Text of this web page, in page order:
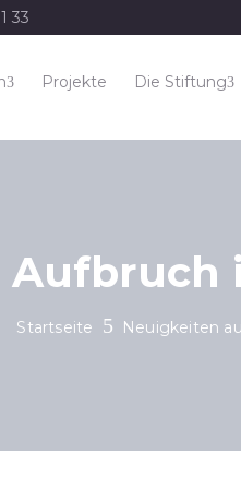
33
Projekte Die Stiftung
Aufbruch
Startseite Neuigkeiten